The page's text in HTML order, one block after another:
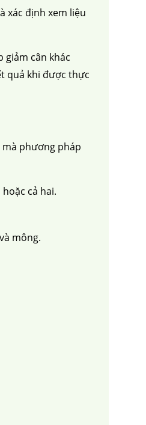
xác định xem liệu
cân khác
quả khi được thực
phương pháp
cả hai.
mông.